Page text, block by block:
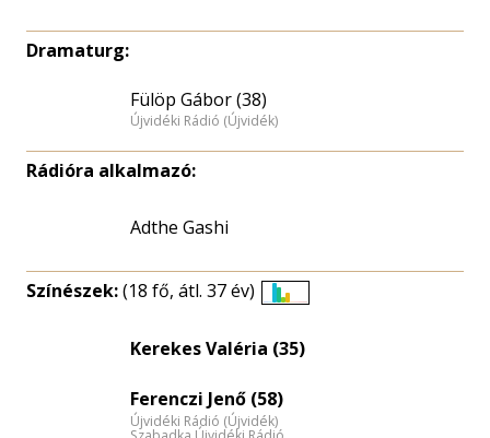
Dramaturg:
Fülöp Gábor (38)
Újvidéki Rádió (Újvidék)
Rádióra alkalmazó:
Adthe Gashi
Színészek:(18 fő, átl. 37 év)
eloszlás
Kerekes Valéria (35)
Ferenczi Jenő (58)
Újvidéki Rádió (Újvidék)